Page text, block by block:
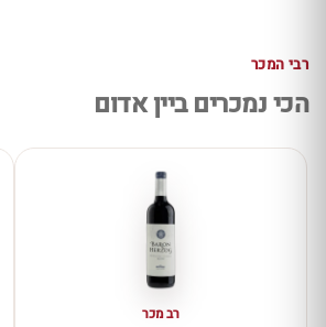
רבי המכר
הכי נמכרים ביין אדום
רב מכר